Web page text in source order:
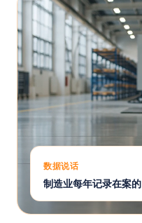
数据说话
制造业每年记录在案的